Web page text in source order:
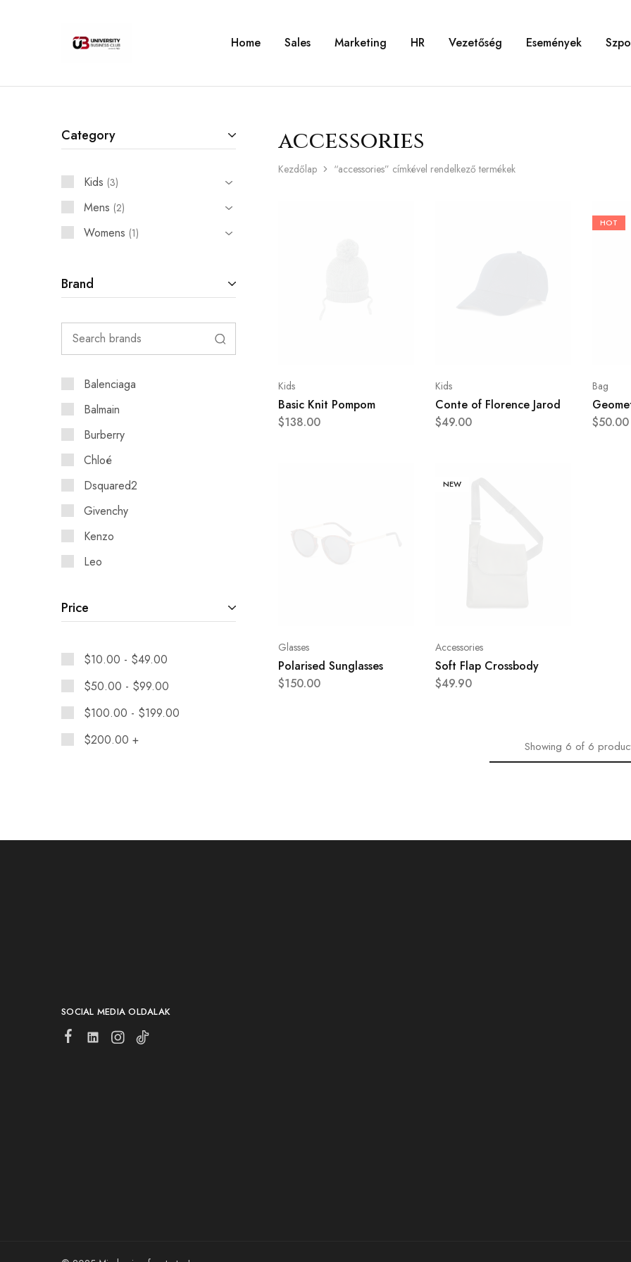
University
Corvinus
Home Sales Marketing HR Vezetőség Események
accessories
Kezdőlap “accessories” címkével rendelkező termékek
Kids
Basic Knit Pompom
$138.00
Kids
Conte of Florence Jarod
$49.00
HOT
Bag
$50.00
Glasses
Polarised Sunglasses
$150.00
NEW
Accessories
Soft Flap Crossbody
$49.90
Showing 6of 6
Category
Kids 3
Mens 2
Womens 1
Brand
Balenciaga
Balmain
Burberry
Chloé
Dsquared2
Givenchy
Kenzo
Leo
Moschino
Price
$10.00 - $49.00
$50.00 - $99.00
$100.00 - $199.00
$200.00 +
SOCIAL MEDIA OLDALAK